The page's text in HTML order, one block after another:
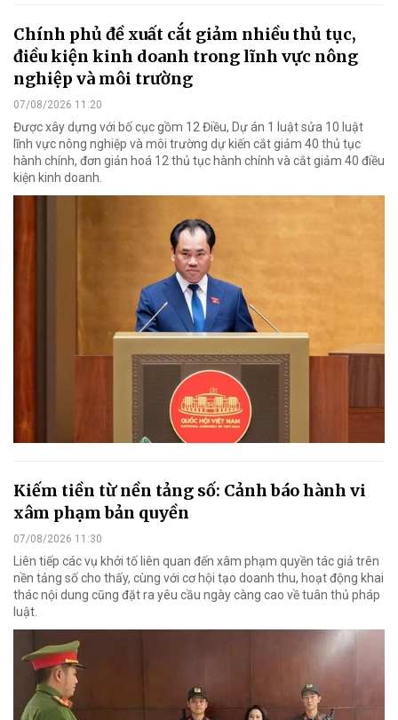
Chính phủ đề xuất cắt giảm nhiều thủ tục,
điều kiện kinh doanh trong lĩnh vực nông
nghiệp và môi trường
07/08/2026 11:20
Được xây dựng với bố cục gồm 12 Điều, Dự án 1 luật sửa 10 luật
lĩnh vực nông nghiệp và môi trường dự kiến cắt giảm 40 thủ tục
hành chính, đơn giản hoá 12 thủ tục hành chính và cắt giảm 40 điều
kiện kinh doanh.
Kiếm tiền từ nền tảng số: Cảnh báo hành vi
xâm phạm bản quyền
07/08/2026 11:30
Liên tiếp các vụ khởi tố liên quan đến xâm phạm quyền tác giả trên
nền tảng số cho thấy, cùng với cơ hội tạo doanh thu, hoạt động khai
thác nội dung cũng đặt ra yêu cầu ngày càng cao về tuân thủ pháp
luật.